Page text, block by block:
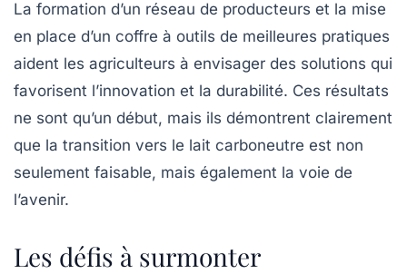
La formation d’un réseau de producteurs et la mise
en place d’un coffre à outils de meilleures pratiques
aident les agriculteurs à envisager des solutions qui
favorisent l’innovation et la durabilité. Ces résultats
ne sont qu’un début, mais ils démontrent clairement
que la transition vers le lait carboneutre est non
seulement faisable, mais également la voie de
l’avenir.
Les défis à surmonter